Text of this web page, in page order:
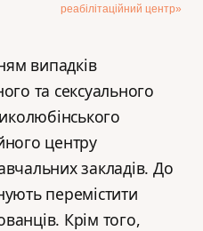
реабілітаційний центр»
випадків
та сексуального
центру
закладів. До
перемістити
Крім того,